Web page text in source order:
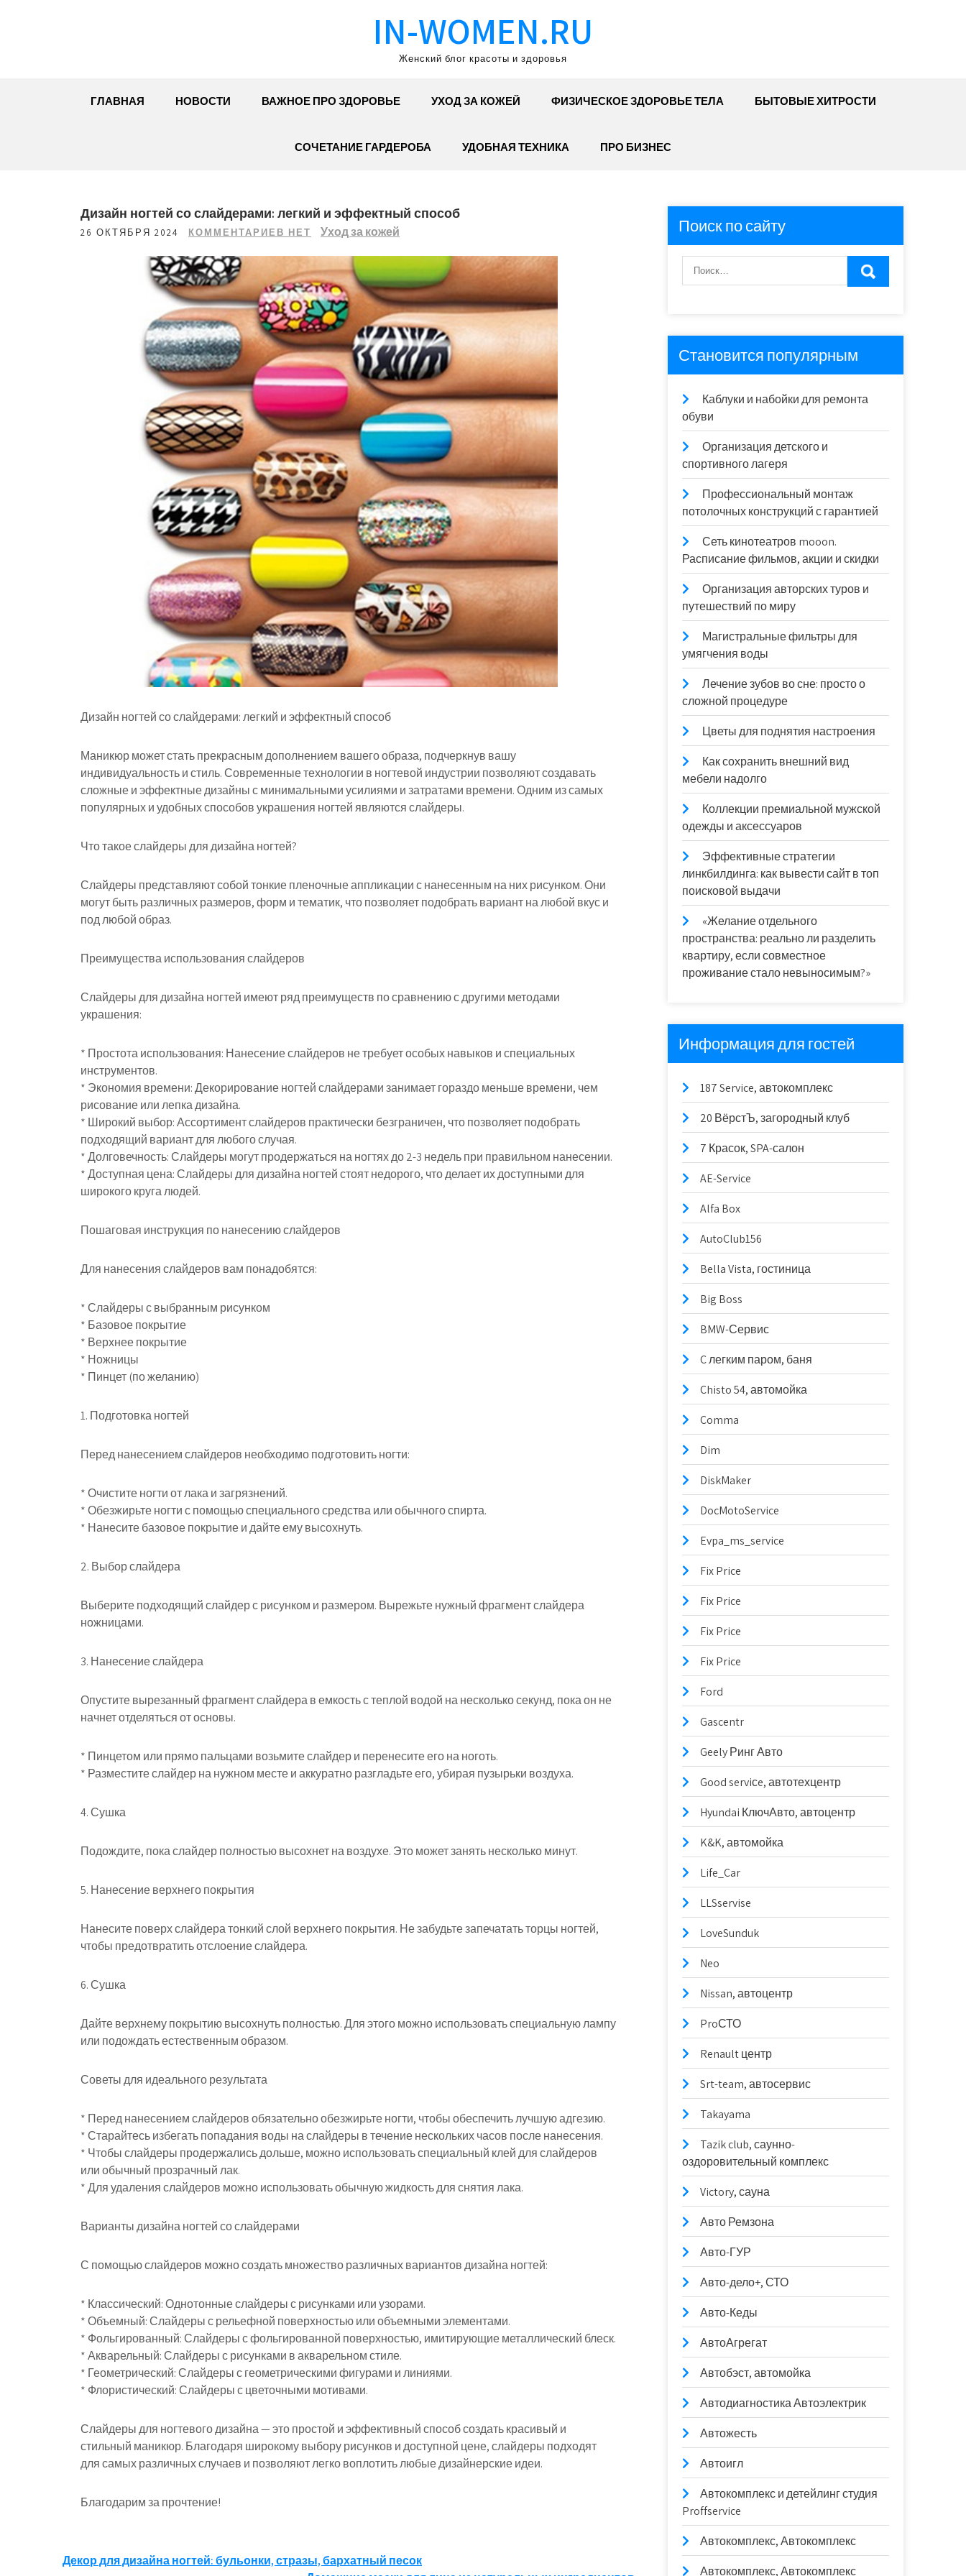
IN-WOMEN.RU
Женский блог красоты и здоровья
ГЛАВНАЯ НОВОСТИ ВАЖНОЕ ПРО ЗДОРОВЬЕ УХОД ЗА КОЖЕЙ ФИЗИЧЕСКОЕ ЗДОРОВЬЕ ТЕЛА БЫТОВЫЕ ХИТРОСТИ
СОЧЕТАНИЕ ГАРДЕРОБА УДОБНАЯ ТЕХНИКА ПРО БИЗНЕС
Дизайн ногтей со слайдерами: легкий и эффектный способ
26 ОКТЯБРЯ 2024 КОММЕНТАРИЕВ НЕТ Уход за кожей
Дизайн ногтей со слайдерами: легкий и эффектный способ
Маникюр может стать прекрасным дополнением вашего образа, подчеркнув вашу
индивидуальность и стиль. Современные технологии в ногтевой индустрии позволяют создавать
сложные и эффектные дизайны с минимальными усилиями и затратами времени. Одним из самых
популярных и удобных способов украшения ногтей являются слайдеры.
Что такое слайдеры для дизайна ногтей?
Слайдеры представляют собой тонкие пленочные аппликации с нанесенным на них рисунком. Они
могут быть различных размеров, форм и тематик, что позволяет подобрать вариант на любой вкус и
под любой образ.
Преимущества использования слайдеров
Слайдеры для дизайна ногтей имеют ряд преимуществ по сравнению с другими методами
украшения:
* Простота использования: Нанесение слайдеров не требует особых навыков и специальных
инструментов.
* Экономия времени: Декорирование ногтей слайдерами занимает гораздо меньше времени, чем
рисование или лепка дизайна.
* Широкий выбор: Ассортимент слайдеров практически безграничен, что позволяет подобрать
подходящий вариант для любого случая.
* Долговечность: Слайдеры могут продержаться на ногтях до 2-3 недель при правильном нанесении.
* Доступная цена: Слайдеры для дизайна ногтей стоят недорого, что делает их доступными для
широкого круга людей.
Пошаговая инструкция по нанесению слайдеров
Для нанесения слайдеров вам понадобятся:
* Слайдеры с выбранным рисунком
* Базовое покрытие
* Верхнее покрытие
* Ножницы
* Пинцет (по желанию)
1. Подготовка ногтей
Перед нанесением слайдеров необходимо подготовить ногти:
* Очистите ногти от лака и загрязнений.
* Обезжирьте ногти с помощью специального средства или обычного спирта.
* Нанесите базовое покрытие и дайте ему высохнуть.
2. Выбор слайдера
Выберите подходящий слайдер с рисунком и размером. Вырежьте нужный фрагмент слайдера
ножницами.
3. Нанесение слайдера
Опустите вырезанный фрагмент слайдера в емкость с теплой водой на несколько секунд, пока он не
начнет отделяться от основы.
* Пинцетом или прямо пальцами возьмите слайдер и перенесите его на ноготь.
* Разместите слайдер на нужном месте и аккуратно разгладьте его, убирая пузырьки воздуха.
4. Сушка
Подождите, пока слайдер полностью высохнет на воздухе. Это может занять несколько минут.
5. Нанесение верхнего покрытия
Нанесите поверх слайдера тонкий слой верхнего покрытия. Не забудьте запечатать торцы ногтей,
чтобы предотвратить отслоение слайдера.
6. Сушка
Дайте верхнему покрытию высохнуть полностью. Для этого можно использовать специальную лампу
или подождать естественным образом.
Советы для идеального результата
* Перед нанесением слайдеров обязательно обезжирьте ногти, чтобы обеспечить лучшую адгезию.
* Старайтесь избегать попадания воды на слайдеры в течение нескольких часов после нанесения.
* Чтобы слайдеры продержались дольше, можно использовать специальный клей для слайдеров
или обычный прозрачный лак.
* Для удаления слайдеров можно использовать обычную жидкость для снятия лака.
Варианты дизайна ногтей со слайдерами
С помощью слайдеров можно создать множество различных вариантов дизайна ногтей:
* Классический: Однотонные слайдеры с рисунками или узорами.
* Объемный: Слайдеры с рельефной поверхностью или объемными элементами.
* Фольгированный: Слайдеры с фольгированной поверхностью, имитирующие металлический блеск.
* Акварельный: Слайдеры с рисунками в акварельном стиле.
* Геометрический: Слайдеры с геометрическими фигурами и линиями.
* Флористический: Слайдеры с цветочными мотивами.
Слайдеры для ногтевого дизайна — это простой и эффективный способ создать красивый и
стильный маникюр. Благодаря широкому выбору рисунков и доступной цене, слайдеры подходят
для самых различных случаев и позволяют легко воплотить любые дизайнерские идеи.
Благодарим за прочтение!
Навигация
Декор для дизайна ногтей: бульонки, стразы, бархатный песок
Поиск по сайту
Становится популярным
Каблуки и набойки для ремонта
обуви
Организация детского и
спортивного лагеря
Профессиональный монтаж
потолочных конструкций с гарантией
Сеть кинотеатров mooon.
Расписание фильмов, акции и скидки
Организация авторских туров и
путешествий по миру
Магистральные фильтры для
умягчения воды
Лечение зубов во сне: просто о
сложной процедуре
Цветы для поднятия настроения
Как сохранить внешний вид
мебели надолго
Коллекции премиальной мужской
одежды и аксессуаров
Эффективные стратегии
линкбилдинга: как вывести сайт в топ
поисковой выдачи
«Желание отдельного
пространства: реально ли разделить
квартиру, если совместное
проживание стало невыносимым?»
Информация для гостей
187 Service, автокомплекс
20 ВёрстЪ, загородный клуб
7 Красок, SPA-салон
AE-Service
Alfa Box
AutoClub156
Bella Vista, гостиница
Big Boss
BMW-Сервис
C легким паром, баня
Chisto 54, автомойка
Comma
Dim
DiskMaker
DocMotoService
Evpa_ms_service
Fix Price
Fix Price
Fix Price
Fix Price
Ford
Gascentr
Geely Ринг Авто
Good serviсe, автотехцентр
Hyundai КлючАвто, автоцентр
K&K, автомойка
Life_Car
LLSservise
LoveSunduk
Neo
Nissan, автоцентр
ProСТО
Renault центр
Srt-team, автосервис
Takayama
Tazik club, саунно-
оздоровительный комплекс
Victory, сауна
Авто Ремзона
Авто-ГУР
Авто-дело+, СТО
Авто-Кеды
АвтоАгрегат
Автобэст, автомойка
Автодиагностика Автоэлектрик
Автожесть
Автоигл
Автокомплекс и детейлинг студия
Proffservice
Автокомплекс, Автокомплекс
Автокомплекс, Автокомплекс